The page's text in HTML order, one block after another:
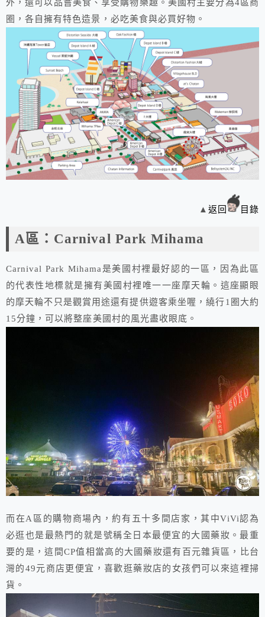
外，還可以品嘗美食、享受購物樂趣。美國村主要分為4區商
圈，各自擁有特色造景，必吃美食與必買好物。
▲ 返回 目錄
A區：Carnival Park Mihama
Carnival Park Mihama是美國村裡最好認的一區，因為此區
的代表性地標就是擁有美國村裡唯一一座摩天輪。這座顯眼
的摩天輪不只是觀賞用途還有提供遊客乘坐喔，繞行1圈大約
15分鐘，可以將整座美國村的風光盡收眼底。
而在A區的購物商場內，約有五十多間店家，其中ViVi認為
必逛也是最熱門的就是號稱全日本最便宜的大國藥妝。最重
要的是，這間CP值相當高的大國藥妝還有百元雜貨區，比台
灣的49元商店更便宜，喜歡逛藥妝店的女孩們可以來這裡掃
貨。